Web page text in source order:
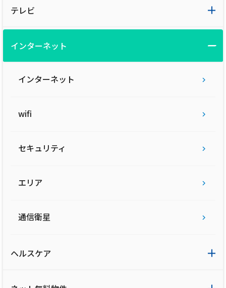
テレビ
インターネット
インターネット
wifi
セキュリティ
エリア
通信衛星
ヘルスケア